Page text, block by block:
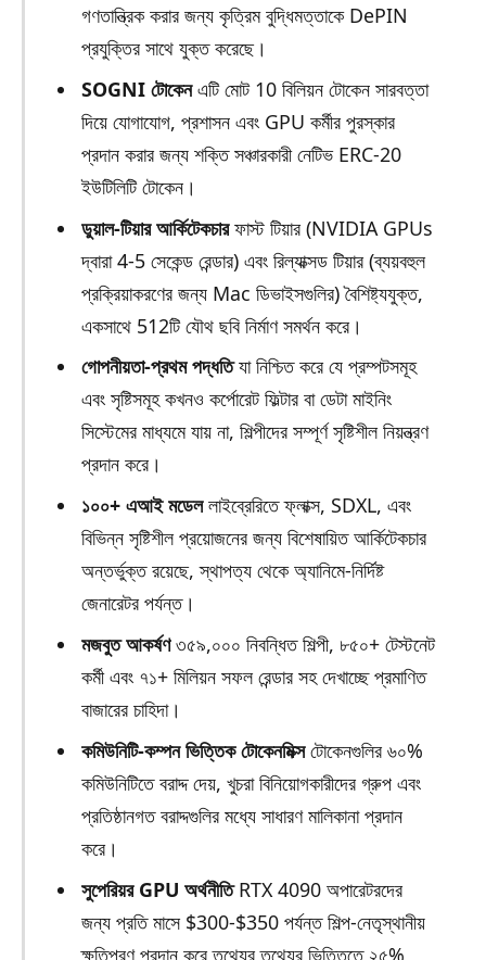
গণতান্ত্রিক করার জন্য কৃত্রিম বুদ্ধিমত্তাকে DePIN
প্রযুক্তির সাথে যুক্ত করেছে।
SOGNI টোকেনএটি মোট 10 বিলিয়ন টোকেন সারবত্তা
দিয়ে যোগাযোগ, প্রশাসন এবং GPU কর্মীর পুরস্কার
প্রদান করার জন্য শক্তি সঞ্চারকারী নেটিভ ERC-20
ইউটিলিটি টোকেন।
ডুয়াল-টিয়ার আর্কিটেকচারফাস্ট টিয়ার (NVIDIA GPUs
দ্বারা 4-5 সেকেন্ড রেন্ডার) এবং রিল্যাক্সড টিয়ার (ব্যয়বহুল
প্রক্রিয়াকরণের জন্য Mac ডিভাইসগুলির) বৈশিষ্ট্যযুক্ত,
একসাথে 512টি যৌথ ছবি নির্মাণ সমর্থন করে।
গোপনীয়তা-প্রথম পদ্ধতিযা নিশ্চিত করে যে প্রম্পটসমূহ
এবং সৃষ্টিসমূহ কখনও কর্পোরেট ফিল্টার বা ডেটা মাইনিং
সিস্টেমের মাধ্যমে যায় না, শিল্পীদের সম্পূর্ণ সৃষ্টিশীল নিয়ন্ত্রণ
প্রদান করে।
১০০+ এআই মডেললাইব্রেরিতে ফ্লাক্স, SDXL, এবং
বিভিন্ন সৃষ্টিশীল প্রয়োজনের জন্য বিশেষায়িত আর্কিটেকচার
অন্তর্ভুক্ত রয়েছে, স্থাপত্য থেকে অ্যানিমে-নির্দিষ্ট
জেনারেটর পর্যন্ত।
মজবুত আকর্ষণ৩৫৯,০০০ নিবন্ধিত শিল্পী, ৮৫০+ টেস্টনেট
কর্মী এবং ৭১+ মিলিয়ন সফল রেন্ডার সহ দেখাচ্ছে প্রমাণিত
বাজারের চাহিদা।
কমিউনিটি-কম্পন ভিত্তিক টোকেনমিক্সটোকেনগুলির ৬০%
কমিউনিটিতে বরাদ্দ দেয়, খুচরা বিনিয়োগকারীদের গ্রুপ এবং
প্রতিষ্ঠানগত বরাদ্দগুলির মধ্যে সাধারণ মালিকানা প্রদান
করে।
সুপেরিয়র GPU অর্থনীতিRTX 4090 অপারেটরদের
জন্য প্রতি মাসে $300-$350 পর্যন্ত শিল্প-নেতৃস্থানীয়
ক্ষতিপূরণ প্রদান করে তথ্যের তথ্যের ভিত্তিতে ২৫%